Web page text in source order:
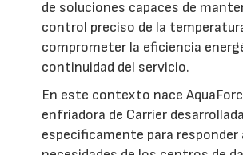
de soluciones capaces de
control preciso de la
comprometer la eficiencia
continuidad del servicio.
En este contexto nace
enfriadora de Carrier desarrollada
específicamente para responder